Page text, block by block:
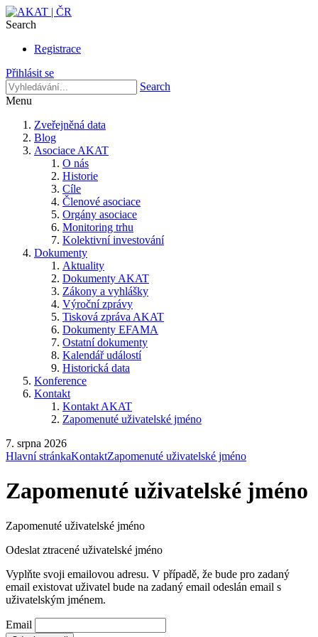
Search
Registrace
Přihlásit se
Search
Menu
Zveřejněná data
Blog
Asociace AKAT
O nás
Historie
Cíle
Členové asociace
Orgány asociace
Monitoring trhu
Kolektivní investování
Dokumenty
Aktuality
Dokumenty AKAT
Zákony a vyhlášky
Výroční zprávy
Tisková zpráva AKAT
Dokumenty EFAMA
Ostatní dokumenty
Kalendář událostí
Historická data
Konference
Kontakt
Kontakt AKAT
Zapomenuté uživatelské jméno
7. srpna 2026
Hlavní stránkaKontaktZapomenuté uživatelské jméno
Zapomenuté uživatelské jméno
Zapomenuté uživatelské jméno
Odeslat ztracené uživatelské jméno
Vyplňte svoji emailovou adresu. V případě, že bude pro zadaný
email existovat uživatel bude na zadaný email odeslán email s
uživatelským jménem.
Email